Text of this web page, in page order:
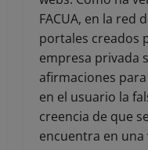
FACUA, en la red
portales creados
empresa privada
afirmaciones
en el usuario la
creencia de que se
encuentra en una